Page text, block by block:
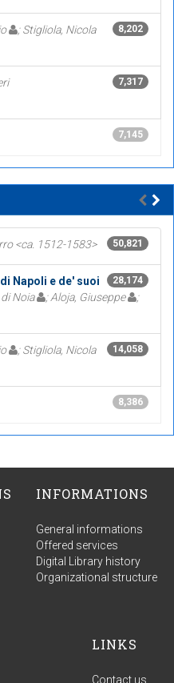
8,202
; Stigliola, Nicola
7,317
7,145
50,821
<ca. 1512-1583>
28,174
Napoli e de' suoi
Noia ; Aloja, Giuseppe
;
14,058
; Stigliola, Nicola
8,386
INFORMATIONS
General informations
Offered services
Digital Library history
Organizational structure
LINKS
Contact us